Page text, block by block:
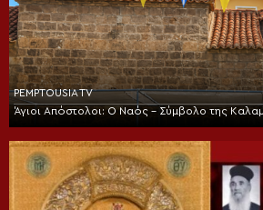
PEMPTOUSIA TV
Άγιοι Απόστολοι: Ο Ναός – Σύμβολο της